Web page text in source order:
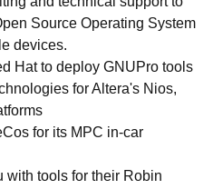
Source Operating System
devices.
Hat to deploy GNUPro tools
for Altera's Nios,
for its MPC in-car
with tools for their Robin